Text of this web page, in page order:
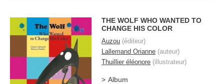
THE WOLF WHO WANTED TO
CHANGE HIS COLOR
Auzou (éditeur)
Lallemand Orianne (auteur)
Thuillier éléonore (illustrateur)
Album